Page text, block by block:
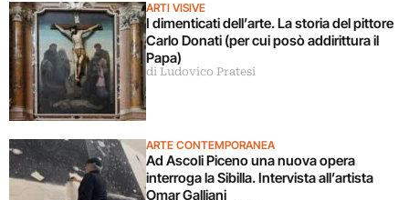
ARTI VISIVE
I dimenticati dell’arte. La storia del pittore
Carlo Donati (per cui posò addirittura il
Papa)
di Ludovico Pratesi
ARTE CONTEMPORANEA
Ad Ascoli Piceno una nuova opera
interroga la Sibilla. Intervista all’artista
Omar Galliani